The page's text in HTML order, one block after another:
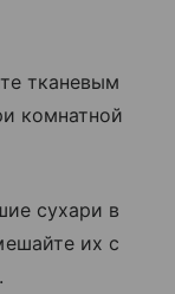
тканевым
комнатной
сухари в
их с